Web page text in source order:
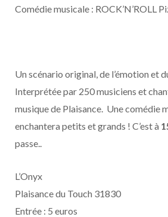
Comédie musicale : ROCK’N’ROLL
Un scénario original, de l’émotion et
Interprétée par 250 musiciens et
musique de Plaisance. Une comédie
enchantera petits et grands ! C’est à
passe..
L’Onyx
Plaisance du Touch 31830
Entrée : 5 euros